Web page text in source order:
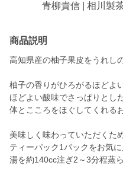
青柳貴信 | 相川製
商品説明
高知県産の柚子果皮をうれし
柚子の香りがひろがるほどよ
ほどよい酸味でさっぱりとし
体とこころをほぐしてくれる
美味しく味わっていただくた
ティーパック1パックをお気
湯を約140cc注ぎ2～3分程蒸